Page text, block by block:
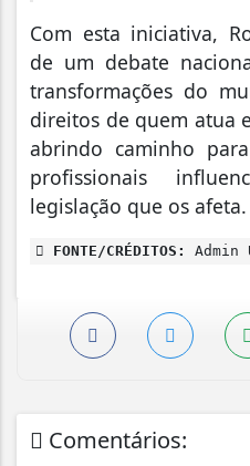
Com esta iniciativa,
de um debate
transformações do
direitos de quem atua
abrindo caminho
profissionais
legislação que os afeta.
FONTE/CRÉDITOS: Admin
Comentários: